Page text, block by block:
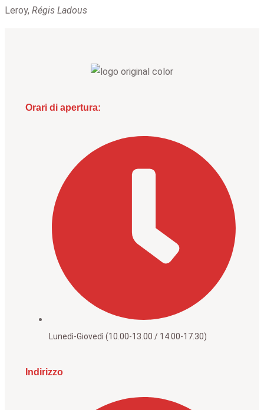
Leroy, Régis Ladous
Orari di apertura:
Lunedì-Giovedì (10.00-13.00 / 14.00-17.30)
Indirizzo